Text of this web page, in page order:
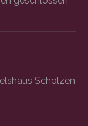
Scholzen